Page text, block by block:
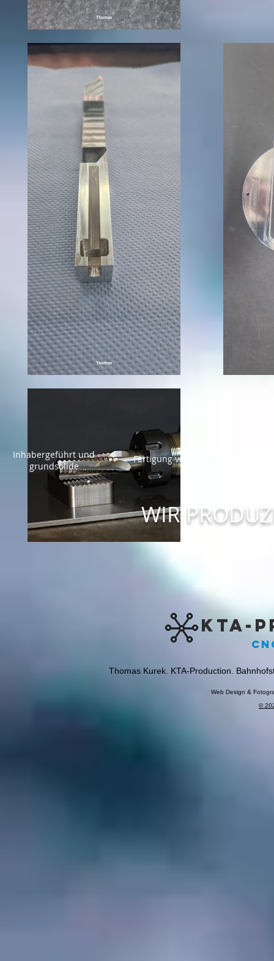
Inhabergeführt und
grundsolide
Fertigung von A bis Z
WIR
KTA-
Thomas Kurek. KTA-Production.
Web Design &
©